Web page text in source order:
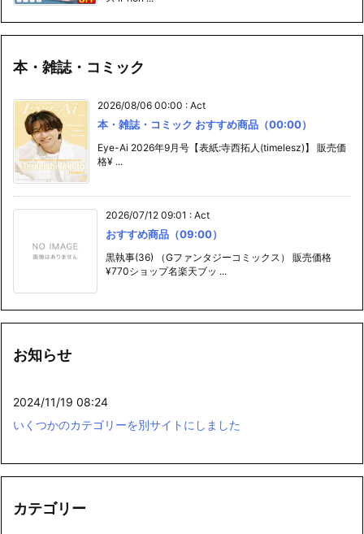
本・雑誌・コミック
2026/08/06 00:00 : Act
本・雑誌・コミック おすすめ商品（00:00）
Eye-Ai 2026年9月号【表紙:寺西拓人(timelesz)】 販売価
格¥ ...
2026/07/12 09:01 : Act
おすすめ商品（09:00）
黒執事(36) （Gファンタジーコミックス） 販売価格
¥770ショップ名楽天ブッ ...
お知らせ
2024/11/19 08:24
いくつかのカテゴリーを別サイトにしました
カテゴリー